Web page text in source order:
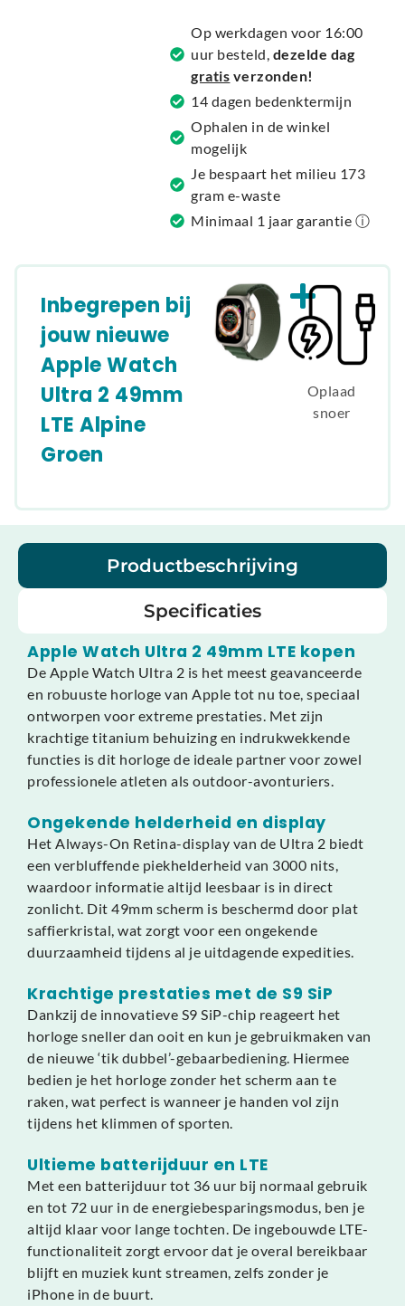
t
v
e
:
Op werkdagen voor 16:00
uur besteld, dezelde dag
gratis verzonden!
14 dagen bedenktermijn
Ophalen in de winkel
mogelijk
Je bespaart het milieu 173
gram e-waste
Minimaal 1 jaar garantie ⓘ
Inbegrepen bij
jouw nieuwe
Apple Watch
Ultra 2 49mm
LTE Alpine
Groen
Oplaad
snoer
Productbeschrijving
Specificaties
Apple Watch Ultra 2 49mm LTE kopen
De Apple Watch Ultra 2 is het meest geavanceerde
en robuuste horloge van Apple tot nu toe, speciaal
ontworpen voor extreme prestaties. Met zijn
krachtige titanium behuizing en indrukwekkende
functies is dit horloge de ideale partner voor zowel
professionele atleten als outdoor-avonturiers.
Ongekende helderheid en display
Het Always-On Retina-display van de Ultra 2 biedt
een verbluffende piekhelderheid van 3000 nits,
waardoor informatie altijd leesbaar is in direct
zonlicht. Dit 49mm scherm is beschermd door plat
saffierkristal, wat zorgt voor een ongekende
duurzaamheid tijdens al je uitdagende expedities.
Krachtige prestaties met de S9 SiP
Dankzij de innovatieve S9 SiP-chip reageert het
horloge sneller dan ooit en kun je gebruikmaken van
de nieuwe ‘tik dubbel’-gebaarbediening. Hiermee
bedien je het horloge zonder het scherm aan te
raken, wat perfect is wanneer je handen vol zijn
tijdens het klimmen of sporten.
Ultieme batterijduur en LTE
Met een batterijduur tot 36 uur bij normaal gebruik
en tot 72 uur in de energiebesparingsmodus, ben je
altijd klaar voor lange tochten. De ingebouwde LTE-
functionaliteit zorgt ervoor dat je overal bereikbaar
blijft en muziek kunt streamen, zelfs zonder je
iPhone in de buurt.